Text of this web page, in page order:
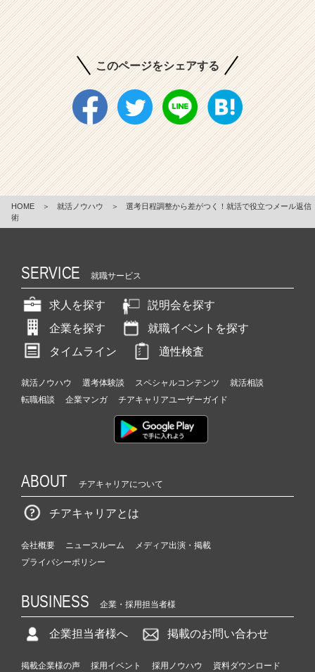
このページをシェアする
HOME ＞ 就活ノウハウ ＞
選考日程調整から差がつく！就活で役立つメール返信
術
SERVICE 就職サービス
求人を探す
説明会を探す
企業を探す
就職イベントを探す
タイムライン
適性検査
就活ノウハウ 選考体験談 スペシャルコンテンツ
就活相談
転職相談
企業マンガ チアキャリアユーザーガイド
ABOUT チアキャリアについて
チアキャリアとは
会社概要 ニュースルーム
メディア出演・掲載
プライバシーポリシー
BUSINESS 企業・採用担当者様
企業担当者様へ 掲載のお問い合わせ
掲載企業様の声 採用イベント 採用ノウハウ 資料ダウンロード